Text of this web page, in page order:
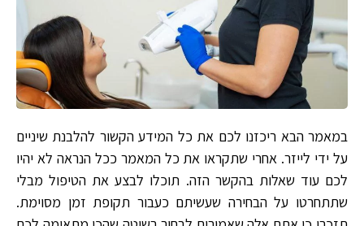
במאמר הבא ריכזנו לכם את כל המידע הקשור להלבנת שיניים
על ידי לייזר. אחרי שתקראו את כל המאמר ככל הנראה לא יהיו
לכם עוד שאלות בהקשר הזה. תוכלו לבצע את הטיפול מבלי
שתתחרטו על הבחירה שעשיתם כעבור תקופת זמן מסוימת.